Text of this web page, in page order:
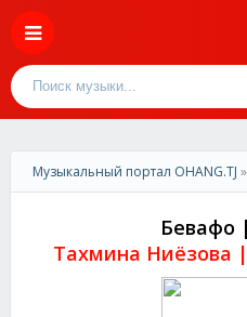
Музыкальный портал OHANG.TJ »
Бевафо
Тахмина Ниёзова